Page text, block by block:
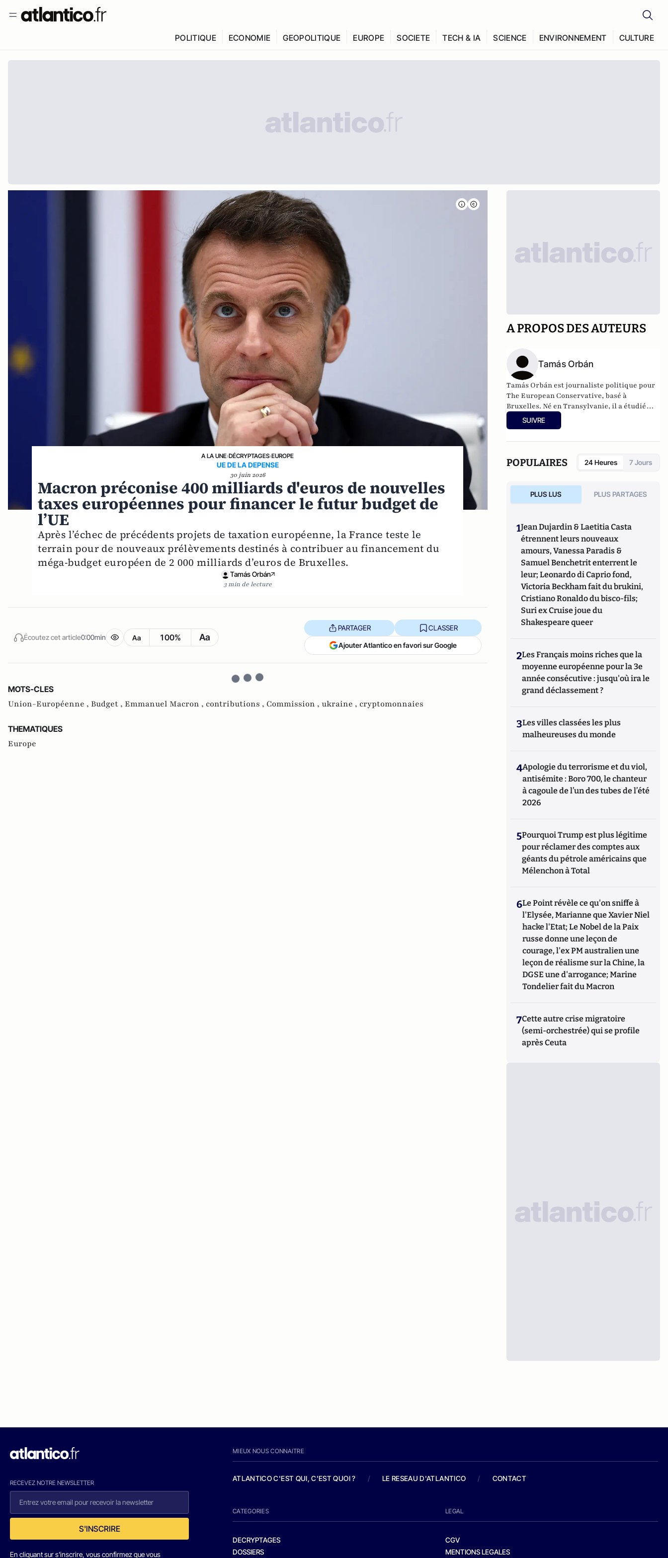
POLITIQUE ECONOMIE GEOPOLITIQUE EUROPE SOCIETE TECH & IA SCIENCE ENVIRONNEMENT CULTURE
A LA UNE›DÉCRYPTAGES›EUROPE
UE DE LA DEPENSE
30 juin 2026
Macron préconise 400 milliards d'euros de nouvelles
taxes européennes pour financer le futur budget de
l’UE
Après l’échec de précédents projets de taxation européenne, la France teste le
terrain pour de nouveaux prélèvements destinés à contribuer au financement du
méga-budget européen de 2 000 milliards d’euros de Bruxelles.
Tamás Orbán
3 min de lecture
Écoutez cet article0:00min Aa 100% Aa
PARTAGER CLASSER
Ajouter Atlantico en favori sur Google
MOTS-CLES
Union-Européenne , Budget , Emmanuel Macron , contributions , Commission , ukraine , cryptomonnaies
THEMATIQUES
Europe
A PROPOS DES AUTEURS
Tamás Orbán
Tamás Orbán est journaliste politique pour
The European Conservative, basé à
Bruxelles. Né en Transylvanie, il a étudié
l'histoire et les relations internationales à
Kolozsvár et a travaillé pour plusieurs
mouvements sociaux, la géopolitique et la
sécurité de l'Europe centrale.
SUIVRE
POPULAIRES 24 Heures 7 Jours
PLUS LUS PLUS PARTAGES
1Jean Dujardin & Laetitia Casta
étrennent leurs nouveaux
amours, Vanessa Paradis &
Samuel Benchetrit enterrent le
leur; Leonardo di Caprio fond,
Victoria Beckham fait du brukini,
Cristiano Ronaldo du bisco-fils;
Suri ex Cruise joue du
Shakespeare queer
2Les Français moins riches que la
moyenne européenne pour la 3e
année consécutive : jusqu'où ira le
grand déclassement ?
3Les villes classées les plus
malheureuses du monde
4Apologie du terrorisme et du viol,
antisémite : Boro 700, le chanteur
à cagoule de l’un des tubes de l’été
2026
5Pourquoi Trump est plus légitime
pour réclamer des comptes aux
géants du pétrole américains que
Mélenchon à Total
6Le Point révèle ce qu'on sniffe à
l'Elysée, Marianne que Xavier Niel
hacke l'Etat; Le Nobel de la Paix
russe donne une leçon de
courage, l'ex PM australien une
leçon de réalisme sur la Chine, la
DGSE une d'arrogance; Marine
Tondelier fait du Macron
7Cette autre crise migratoire
(semi-orchestrée) qui se profile
après Ceuta
RECEVEZ NOTRE NEWSLETTER
S'INSCRIRE
En cliquant sur s'inscrire, vous confirmez que vous
MIEUX NOUS CONNAITRE
ATLANTICO C'EST QUI, C'EST QUOI ? / LE RESEAU D'ATLANTICO / CONTACT
CATEGORIES
DECRYPTAGES
DOSSIERS
LEGAL
CGV
MENTIONS LEGALES